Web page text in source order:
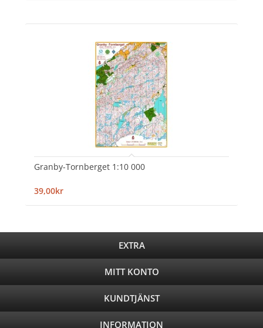
Granby-Tornberget 1:10 000
39,00kr
EXTRA
MITT KONTO
KUNDTJÄNST
INFORMATION